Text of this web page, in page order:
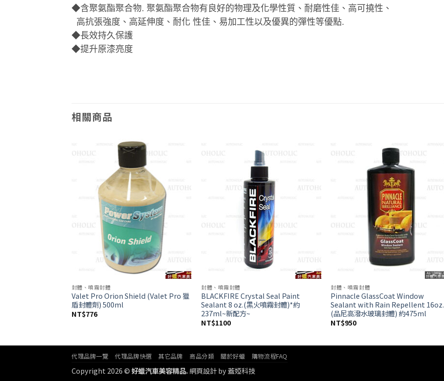
◆含聚氨酯聚合物. 聚氨酯聚合物有良好的物理及化學性質、耐磨性佳、高可撓性、
高抗張強度、高延伸度、耐化 性佳、易加工性以及優異的彈性等優點.
◆長效持久保護
◆提升原漆亮度
相關商品
封體、噴霧封體
Valet Pro Orion Shield (Valet Pro 獵
盾封體劑) 500ml
NT$776
封體、噴霧封體
BLACKFIRE Crystal Seal Paint
Sealant 8 oz.(黑火噴霧封體)*約
237ml~新配方~
NT$1100
封體、噴霧封體
Pinnacle GlassCoat Window
Sealant with Rain Repellent 16oz.
(品尼高潑水玻璃封體) 約475ml
NT$950
代理品牌一覽 代理品牌快選 其它品牌 商品分類 關於好蠟 購物流程FAQ
Copyright 2026 ©好蠟汽車美容精品.網頁設計by蓋婭科技